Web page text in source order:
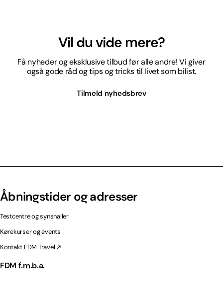
Vil du vide mere?
Få nyheder og eksklusive tilbud før alle andre! Vi giver
også gode råd og tips og tricks til livet som bilist.
Tilmeld nyhedsbrev
Åbningstider og adresser
Testcentre og synshaller
Kørekurser og events
Kontakt FDM Travel
FDM f.m.b.a.